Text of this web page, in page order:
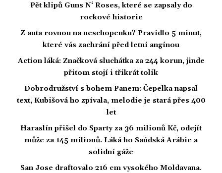
Pět klipů Guns N‘ Roses, které se zapsaly do
rockové historie
Z auta rovnou na neschopenku? Pravidlo 5 minut,
které vás zachrání před letní angínou
Action láká: Značková sluchátka za 244 korun, jinde
přitom stojí i třikrát tolik
Dobrodružství s bohem Panem: Čepelka napsal
text, Kubišová ho zpívala, melodie je stará přes 400
let
Haraslín přišel do Sparty za 36 milionů Kč, odejít
může za 145 milionů. Láká ho Saúdská Arábie a
solidní gáže
San Jose draftovalo 216 cm vysokého Moldavana.